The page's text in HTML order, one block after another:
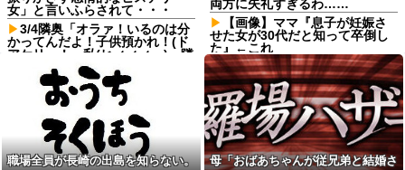
女」と言いふらされて・・・
3/4隣奥「オラァ！いるのは分
かってんだよ！子供預かれ！(ド
アケリー！」私(ヒィィィ…)→隣
奥の旦那さんに相談したら逃げ
られた。夫に相談してもなにい
ってだこいつ。どうすれば…
鍵失くした男「45分だけ部屋
に入れろ！何もしないから！」
→女子大生「無理です（警察呼
びます）」→男「熱中症になれ
ってか！使えないな！」完全に...
両方に失礼すぎるわ……
【画像】ママ『息子が妊娠さ
せた女が30代だと知って卒倒し
た』←これ
【怒報】国税庁「あのさぁ！
君らがちゃんと納税してくれな
いとこうなっちゃうけどどうす
る？！」←これw w w w w w w
w他
マチアプで会った外国女から
「妊娠した」って言われたんや
が・・・
職場全員が長崎の出島を知らない。
母「おばあちゃんが従兄弟と結婚さ